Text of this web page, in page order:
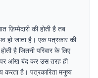
ज़िम्मेदारी की होती है तब
हो जाता है। एक पत्रकार की
है जितनी परिवार के लिए
पर आंख बंद कर उस तरह ही
करता है। पत्रकारिता मनुष्य